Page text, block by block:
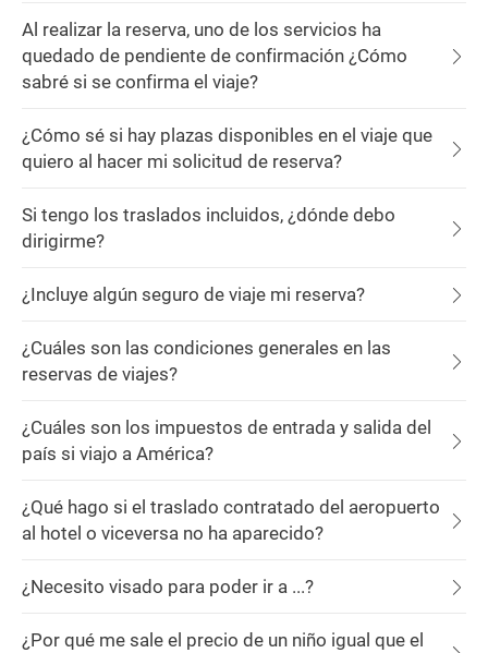
Al realizar la reserva, uno de los servicios ha
quedado de pendiente de confirmación ¿Cómo
sabré si se confirma el viaje?
¿Cómo sé si hay plazas disponibles en el viaje que
quiero al hacer mi solicitud de reserva?
Si tengo los traslados incluidos, ¿dónde debo
dirigirme?
¿Incluye algún seguro de viaje mi reserva?
¿Cuáles son las condiciones generales en las
reservas de viajes?
¿Cuáles son los impuestos de entrada y salida del
país si viajo a América?
¿Qué hago si el traslado contratado del aeropuerto
al hotel o viceversa no ha aparecido?
¿Necesito visado para poder ir a ...?
¿Por qué me sale el precio de un niño igual que el